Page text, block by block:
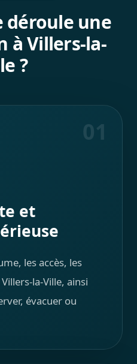
déroule une
à Villers-la-
?
01
et
les accès, les
la-Ville, ainsi
évacuer ou